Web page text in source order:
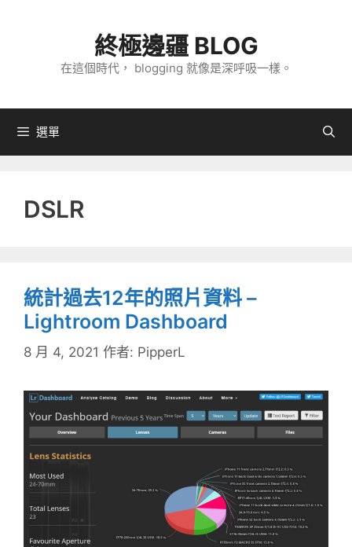
內
終極邊疆 BLOG
在這個時代， blogging 就像是深呼吸一樣。
選單
DSLR
統計過去12年的照片資料 –
Lightroom Dashboard
8 月 4, 2021 作者: PipperL